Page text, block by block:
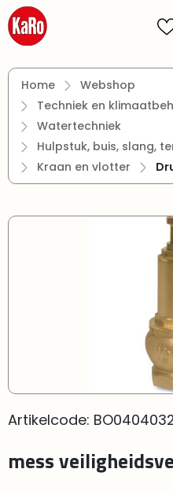
Ga naar de hoofdinhoud
Home
Webshop
Techniek en
Watertechniek
Hulpstuk, buis, slang,
Kraan en vlotter
Afbeeldingengalerij
Artikelcode:
mess